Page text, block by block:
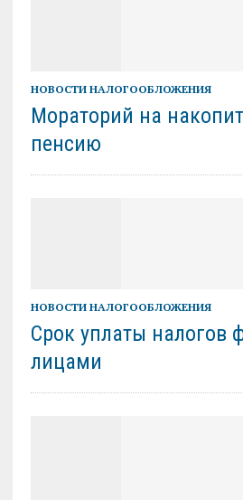
НОВОСТИ НАЛОГООБЛОЖЕНИЯ
Мораторий на
пенсию
НОВОСТИ НАЛОГООБЛОЖЕНИЯ
Срок уплаты налогов
лицами